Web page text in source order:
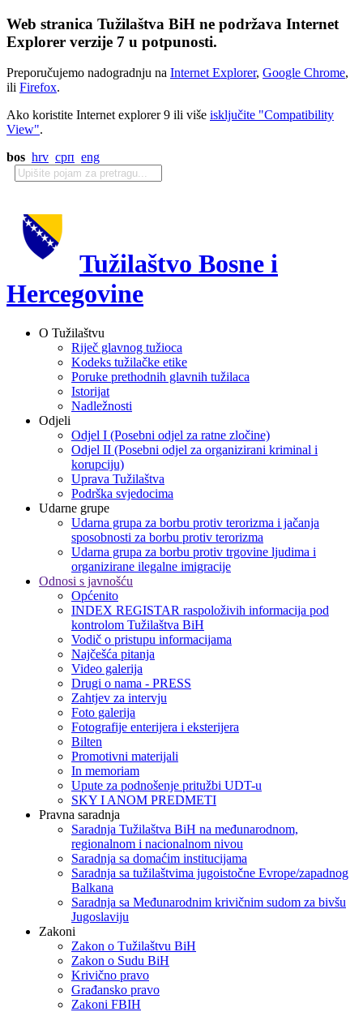
Web stranica Tužilaštva BiH ne podržava Internet
Explorer verzije 7 u potpunosti.
Preporučujemo nadogradnju na Internet Explorer, Google Chrome,
ili Firefox.
Ako koristite Internet explorer 9 ili više isključite "Compatibility
View".
bos hrv срп eng
Tužilaštvo Bosne i
Hercegovine
O Tužilaštvu
Riječ glavnog tužioca
Kodeks tužilačke etike
Poruke prethodnih glavnih tužilaca
Istorijat
Nadležnosti
Odjeli
Odjel I (Posebni odjel za ratne zločine)
Odjel II (Posebni odjel za organizirani kriminal i
korupciju)
Uprava Tužilaštva
Podrška svjedocima
Udarne grupe
Udarna grupa za borbu protiv terorizma i jačanja
sposobnosti za borbu protiv terorizma
Udarna grupa za borbu protiv trgovine ljudima i
organizirane ilegalne imigracije
Odnosi s javnošću
Općenito
INDEX REGISTAR raspoloživih informacija pod
kontrolom Tužilaštva BiH
Vodič o pristupu informacijama
Najčešća pitanja
Video galerija
Drugi o nama - PRESS
Zahtjev za intervju
Foto galerija
Fotografije enterijera i eksterijera
Bilten
Promotivni materijali
In memoriam
Upute za podnošenje pritužbi UDT-u
SKY I ANOM PREDMETI
Pravna saradnja
Saradnja Tužilaštva BiH na međunarodnom,
regionalnom i nacionalnom nivou
Saradnja sa domaćim institucijama
Saradnja sa tužilaštvima jugoistočne Evrope/zapadnog
Balkana
Saradnja sa Međunarodnim krivičnim sudom za bivšu
Jugoslaviju
Zakoni
Zakon o Тužilaštvu BiH
Zakon o Sudu BiH
Krivično pravo
Građansko pravo
Zakoni FBIH